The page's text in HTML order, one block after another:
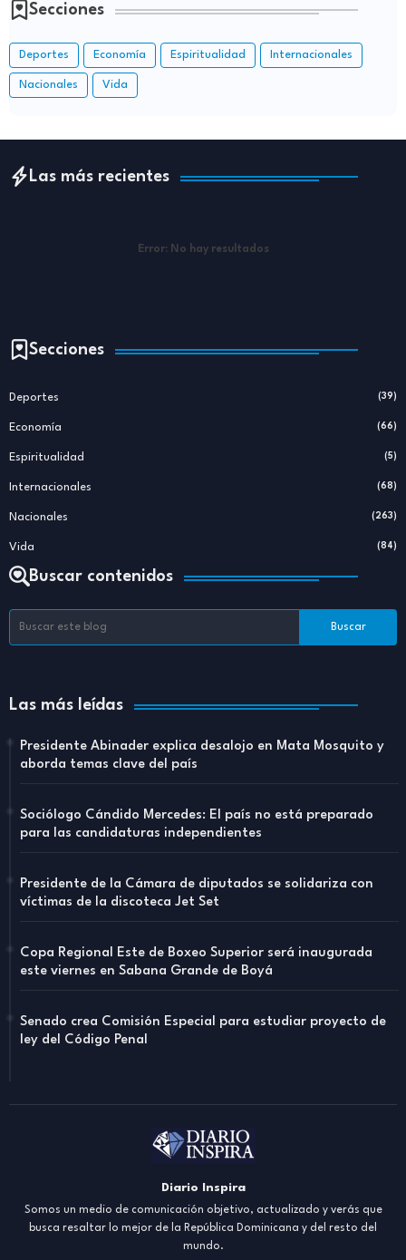
Secciones
Deportes Economía Espiritualidad Internacionales
Nacionales Vida
Las más recientes
Error: No hay resultados
Secciones
Deportes (39)
Economía (66)
Espiritualidad (5)
Internacionales (68)
Nacionales (263)
Vida (84)
Buscar contenidos
Las más leídas
Presidente Abinader explica desalojo en Mata Mosquito y
aborda temas clave del país
Sociólogo Cándido Mercedes: El país no está preparado
para las candidaturas independientes
Presidente de la Cámara de diputados se solidariza con
víctimas de la discoteca Jet Set
Copa Regional Este de Boxeo Superior será inaugurada
este viernes en Sabana Grande de Boyá
Senado crea Comisión Especial para estudiar proyecto de
ley del Código Penal
Diario Inspira
Somos un medio de comunicación objetivo, actualizado y verás que
busca resaltar lo mejor de la República Dominicana y del resto del
mundo.